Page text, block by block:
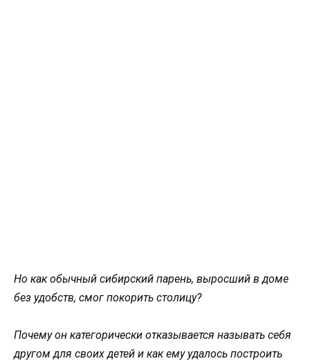
Но как обычный сибирский парень, выросший в доме
без удобств, смог покорить столицу?
Почему он категорически отказывается называть себя
другом для своих детей и как ему удалось построить